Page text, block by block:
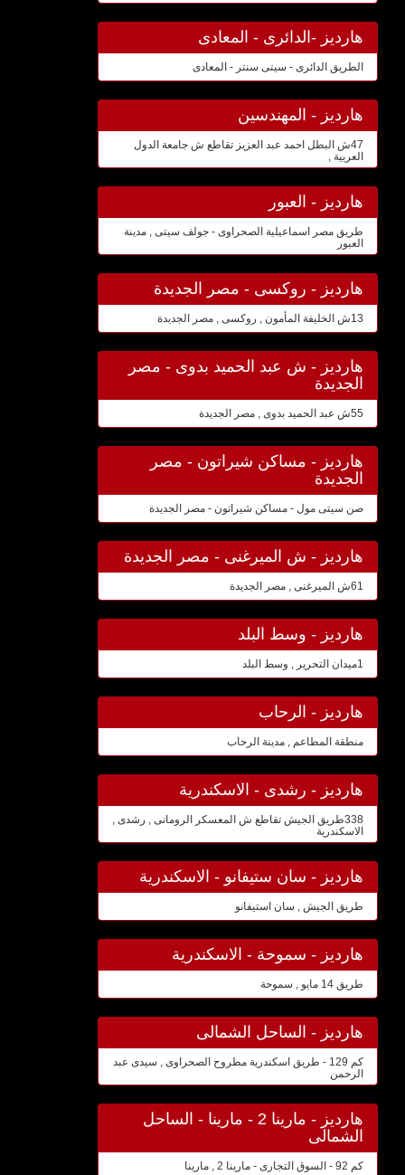
هارديز -الدائرى - المعادى
الطريق الدائرى - سيتى سنتر - المعادى
هارديز - المهندسين
47ش البطل احمد عبد العزيز تقاطع ش جامعة الدول
العربية ,
هارديز - العبور
طريق مصر اسماعيلية الصحراوى - جولف سيتى , مدينة
العبور
هارديز - روكسى - مصر الجديدة
13ش الخليفة المأمون , روكسى , مصر الجديدة
هارديز - ش عبد الحميد بدوى - مصر
الجديدة
55ش عبد الحميد بدوى , مصر الجديدة
هارديز - مساكن شيراتون - مصر
الجديدة
صن سيتى مول - مساكن شيراتون - مصر الجديدة
هارديز - ش الميرغنى - مصر الجديدة
61ش الميرغنى , مصر الجديدة
هارديز - وسط البلد
1ميدان التحرير , وسط البلد
هارديز - الرحاب
منطقة المطاعم , مدينة الرحاب
هارديز - رشدى - الاسكندرية
338طريق الجيش تقاطع ش المعسكر الرومانى , رشدى ,
الاسكندرية
هارديز - سان ستيفانو - الاسكندرية
طريق الجيش , سان استيفانو
هارديز - سموحة - الاسكندرية
طريق 14 مايو , سموحة
هارديز - الساحل الشمالى
كم 129 - طريق اسكندرية مطروح الصحراوى , سيدى عبد
الرحمن
هارديز - مارينا 2 - مارينا - الساحل
الشمالى
كم 92 - السوق التجارى - مارينا 2 , مارينا